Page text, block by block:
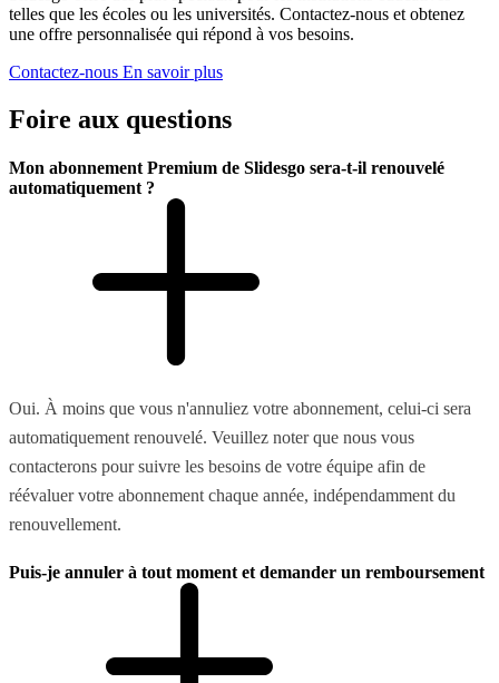
telles que les écoles ou les universités. Contactez-nous et obtenez
une offre personnalisée qui répond à vos besoins.
Contactez-nous En savoir plus
Foire aux questions
Mon abonnement Premium de Slidesgo sera-t-il renouvelé
automatiquement ?
Oui. À moins que vous n'annuliez votre abonnement, celui-ci sera
automatiquement renouvelé. Veuillez noter que nous vous
contacterons pour suivre les besoins de votre équipe afin de
réévaluer votre abonnement chaque année, indépendamment du
renouvellement.
Puis-je annuler à tout moment et demander un remboursement